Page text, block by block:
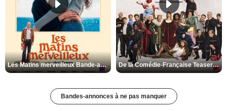
Les Matins merveilleux Bande-annonce VF De la Comédie-Française Teaser VF
Bandes-annonces à ne pas manquer